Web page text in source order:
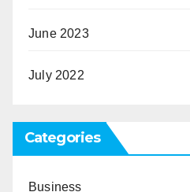
June 2023
July 2022
Categories
Business